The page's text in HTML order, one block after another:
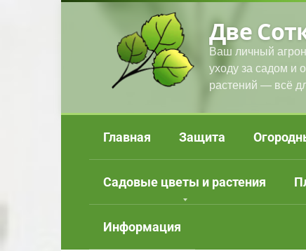
Две
Ваш личный
уходу за садом и
растений — всё
Главная Защита
Садовые цветы и растения
Информация